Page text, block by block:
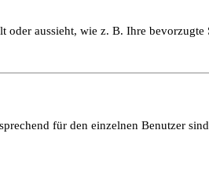
aussieht, wie z. B. Ihre
für den einzelnen Benutzer